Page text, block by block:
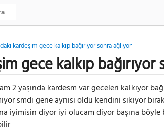
kardeşim gece kalkıp bağırıyor sonra ağlıyor
gece kalkıp bağırıyor
2 yaşında kardesm var geceleri kalkıyor
smdi gene aynısı oldu kendini sıkıyor
iyimisin diyor iyi olucam diyor başına böyle